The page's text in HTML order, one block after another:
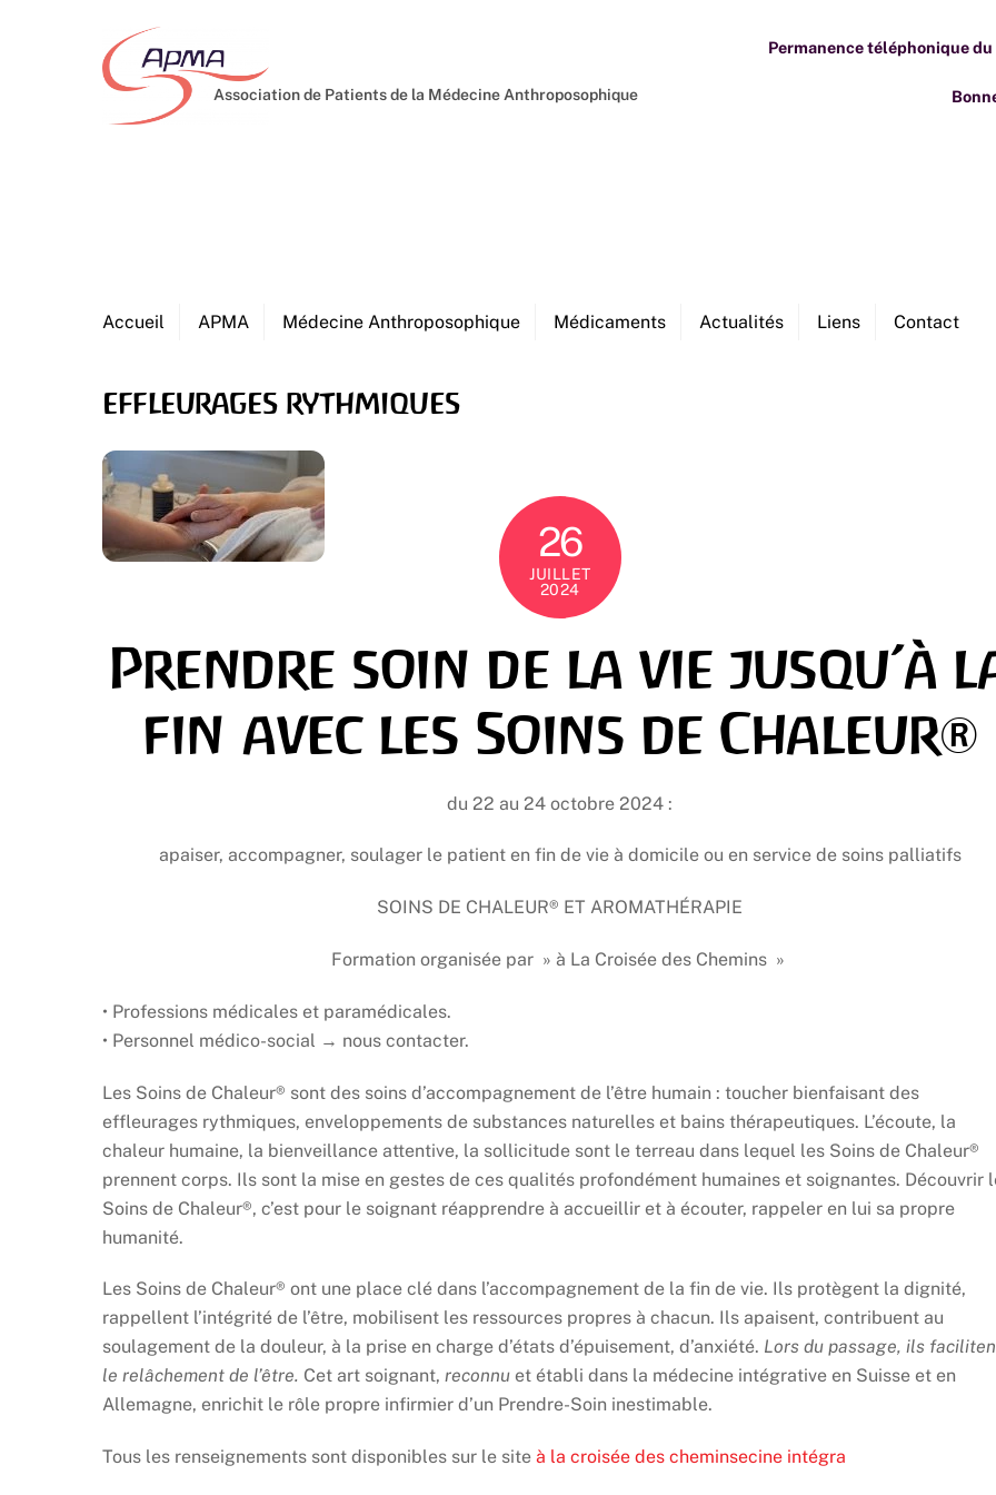
Association de Patients de la Médecine Anthroposophique
Accueil APMA Médecine Anthroposophique Médicaments Actualités Liens Contact
Permanence téléphonique du
effleurages rythmiques
26
JUILLET
2024
Prendre soin de la vie jusqu’à
fin avec les Soins de Chaleur®
du 22 au 24 octobre 2024 :
apaiser, accompagner, soulager le patient en fin de vie à domicile ou en service de soins palliatifs
SOINS DE CHALEUR® ET AROMATHÉRAPIE
Formation organisée par » à La Croisée des Chemins »
• Professions médicales et paramédicales.
• Personnel médico-social → nous contacter.
Les Soins de Chaleur® sont des soins d’accompagnement de l’être humain : toucher bienfaisant des
effleurages rythmiques, enveloppements de substances naturelles et bains thérapeutiques. L’écoute, la
chaleur humaine, la bienveillance attentive, la sollicitude sont le terreau dans lequel les Soins de Chaleur®
prennent corps. Ils sont la mise en gestes de ces qualités profondément humaines et soignantes. Découvrir
Soins de Chaleur®, c’est pour le soignant réapprendre à accueillir et à écouter, rappeler en lui sa propre
humanité.
Les Soins de Chaleur® ont une place clé dans l’accompagnement de la fin de vie. Ils protègent la dignité,
rappellent l’intégrité de l’être, mobilisent les ressources propres à chacun. Ils apaisent, contribuent au
soulagement de la douleur, à la prise en charge d’états d’épuisement, d’anxiété. Lors du passage, ils
le relâchement de l’être. Cet art soignant, reconnu et établi dans la médecine intégrative en Suisse et en
Allemagne, enrichit le rôle propre infirmier d’un Prendre-Soin inestimable.
Tous les renseignements sont disponibles sur le site à la croisée des cheminsecine intégra